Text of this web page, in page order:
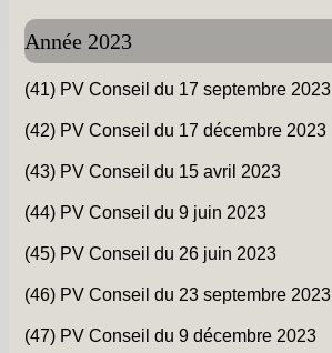
Année 2023
(41) PV Conseil du 17 septembre 2023
(42) PV Conseil du 17 décembre 2023
(43) PV Conseil du 15 avril 2023
(44) PV Conseil du 9 juin 2023
(45) PV Conseil du 26 juin 2023
(46) PV Conseil du 23 septembre 2023
(47) PV Conseil du 9 décembre 2023